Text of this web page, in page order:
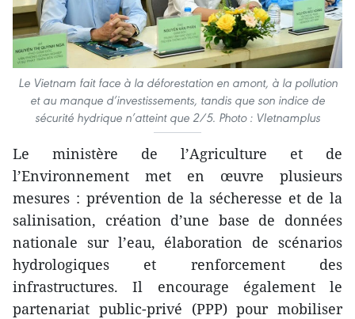
Le Vietnam fait face à la déforestation en amont, à la pollution
et au manque d’investissements, tandis que son indice de
sécurité hydrique n’atteint que 2/5. Photo : VIetnamplus
Le ministère de l’Agriculture et de
l’Environnement met en œuvre plusieurs
mesures : prévention de la sécheresse et de la
salinisation, création d’une base de données
nationale sur l’eau, élaboration de scénarios
hydrologiques et renforcement des
infrastructures. Il encourage également le
partenariat public-privé (PPP) pour mobiliser